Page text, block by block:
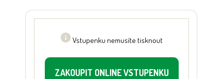
Vstupenku nemusíte tisknout
ZAKOUPIT ONLINE VSTUPENKU